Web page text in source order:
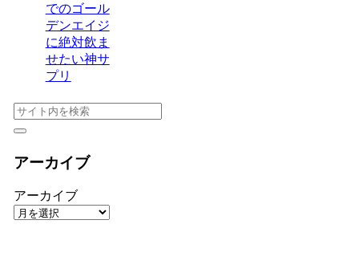
でのゴール
デンエイジ
に絶対飲ま
せたい神サ
プリ
アーカイブ
アーカイブ